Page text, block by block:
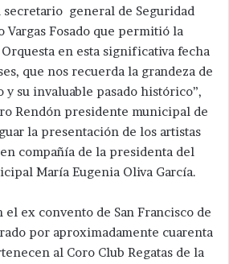
secretario general de Seguridad
Vargas Fosado que permitió la
en esta significativa fecha
que nos recuerda la grandeza de
su invaluable pasado histórico”,
Rendón presidente municipal de
la presentación de los artistas
compañía de la presidenta del
María Eugenia Oliva García.
ex convento de San Francisco de
por aproximadamente cuarenta
al Coro Club Regatas de la